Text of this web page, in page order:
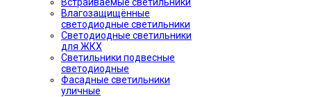
Влагозащищённые
светодиодные светильники
Светодиодные светильники
для ЖКХ
Светильники подвесные
светодиодные
Фасадные светильники
уличные